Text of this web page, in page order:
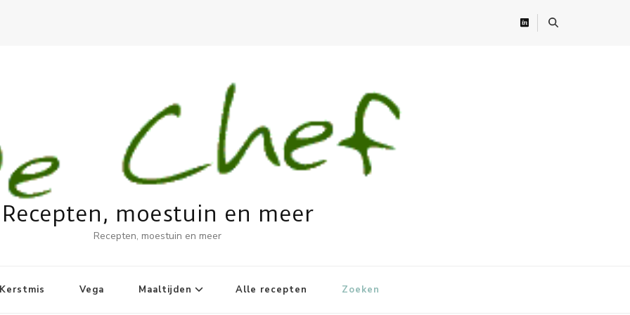
Recepten, moestuin en meer
Recepten, moestuin en meer
Vega Maaltijden Alle recepten Zoeken